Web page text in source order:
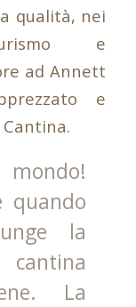
qualità, nei
e
ad Annett
e
quando
la
La